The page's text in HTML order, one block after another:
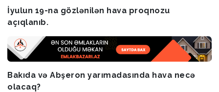
İyulun 19-na gözlənilən hava proqnozu
açıqlanıb.
Bakıda və Abşeron yarımadasında hava necə
olacaq?